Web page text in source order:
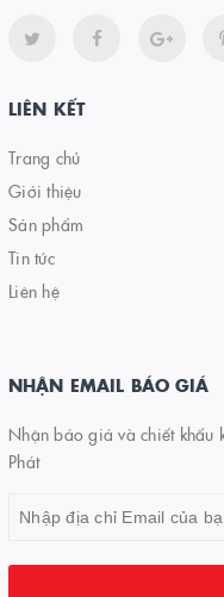
LIÊN KẾT
Trang chủ
Giới thiệu
Sản phẩm
Tin tức
Liên hệ
NHẬN EMAIL BÁO GIÁ
Nhận báo giá và chiết khấu
Phát